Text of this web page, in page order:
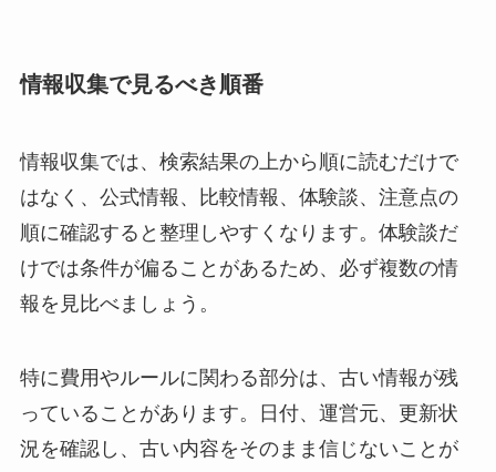
情報収集で見るべき順番
情報収集では、検索結果の上から順に読むだけで
はなく、公式情報、比較情報、体験談、注意点の
順に確認すると整理しやすくなります。体験談だ
けでは条件が偏ることがあるため、必ず複数の情
報を見比べましょう。
特に費用やルールに関わる部分は、古い情報が残
っていることがあります。日付、運営元、更新状
況を確認し、古い内容をそのまま信じないことが